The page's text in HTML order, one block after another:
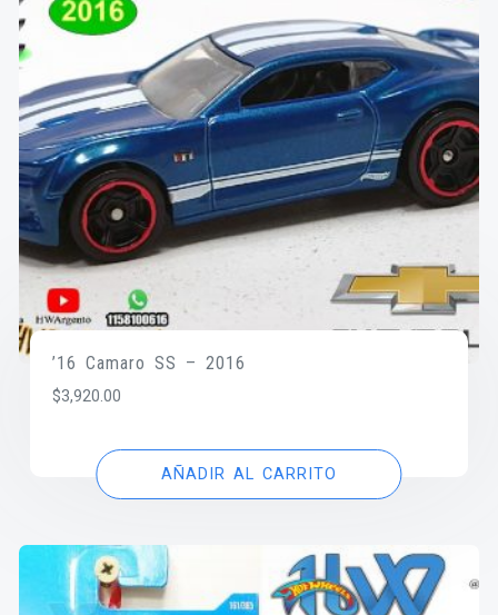
’16 Camaro SS – 2016
$3,920.00
AÑADIR AL CARRITO